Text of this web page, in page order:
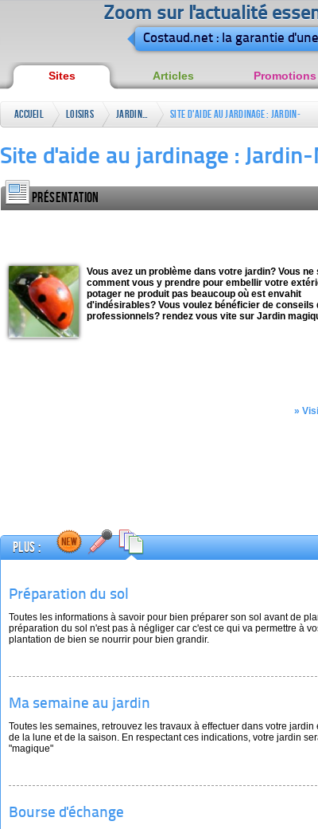
Zoom sur l'actualité
Costaud.net : la garantie
Sites Articles Promotions
Accueil Loisirs Jardinage
Site d'aide au jardinage : Jardin-
Site d'aide au jardinage :
Présentation
Vous avez un problème dans votre jardin? Vous ne
comment vous y prendre pour embellir votre
potager ne produit pas beaucoup où est envahit
d'indésirables? Vous voulez bénéficier de conseils
professionnels? rendez vous vite sur Jardin
»
Plus :
Préparation du sol
Toutes les informations à savoir pour bien préparer son sol avant de
préparation du sol n'est pas à négliger car c'est ce qui va permettre à
plantation de bien se nourrir pour bien grandir.
Ma semaine au jardin
Toutes les semaines, retrouvez les travaux à effectuer dans votre jardin
de la lune et de la saison. En respectant ces indications, votre jardin
"magique"
Bourse d'échange